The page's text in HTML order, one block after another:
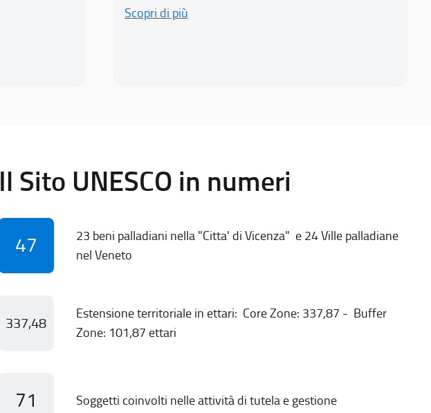
Scopri di più
Il Sito UNESCO in numeri
47
23 beni palladiani nella "Citta' di Vicenza" e 24 Ville palladiane
nel Veneto
337,48
Estensione territoriale in ettari: Core Zone: 337,87 - Buffer
Zone: 101,87 ettari
71 Soggetti coinvolti nelle attività di tutela e gestione